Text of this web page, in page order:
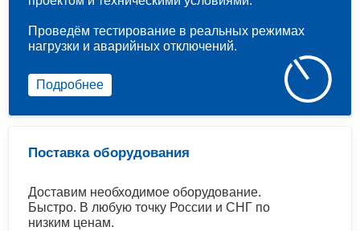
Поставка оборудования
Доставим необходимое оборудование.
Быстро. В любую точку России и СНГ по
низким ценам.
Проведём тестирование в реальных режимах
нагрузки и аварийных отключений.
Подробнее